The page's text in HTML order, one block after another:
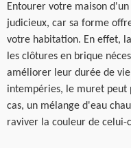
Entourer votre maison
judicieux, car sa forme
votre habitation. En effet,
les clôtures en brique
améliorer leur durée de
intempéries, le muret peut
cas, un mélange d'eau
raviver la couleur de celui-